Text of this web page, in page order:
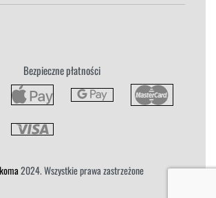
Bezpieczne płatności
2024. Wszystkie prawa zastrzeżone